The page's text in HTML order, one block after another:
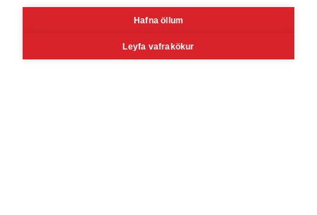
Hafna öllum
Leyfa vafrakökur